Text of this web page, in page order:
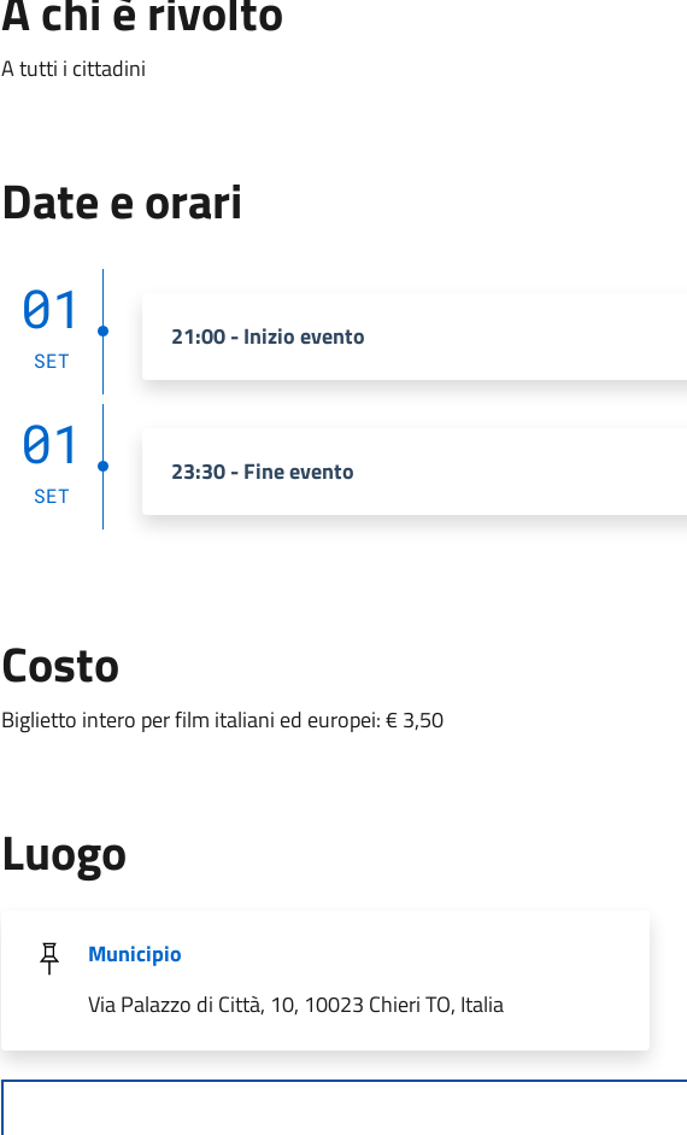
A tutti i cittadini
Date e orari
01
SET
21:00 - Inizio evento
01
SET
23:30 - Fine evento
Costo
Biglietto intero per film italiani ed europei: € 3,50
Luogo
Municipio
Via Palazzo di Città, 10, 10023 Chieri TO, Italia